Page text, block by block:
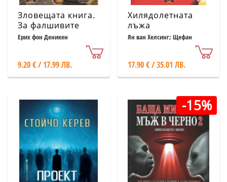
Зловещата книга.
За фалшивите
гробове и
Ерих фон Деникен
9.20 € / 17.99 ЛВ.
Хилядолетната
лъжа
Ян ван Хелсинг; Щефан
17.90 € / 35.01 ЛВ.
-15%